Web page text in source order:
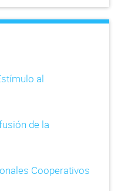
al
de la
Cooperativos